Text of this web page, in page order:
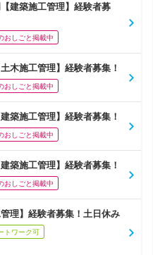
建築施工管理】経験者募
おしごと掲載中
木施工管理】経験者募集！
おしごと掲載中
築施工管理】経験者募集！
おしごと掲載中
築施工管理】経験者募集！
おしごと掲載中
理】経験者募集！土日休み
トワーク可